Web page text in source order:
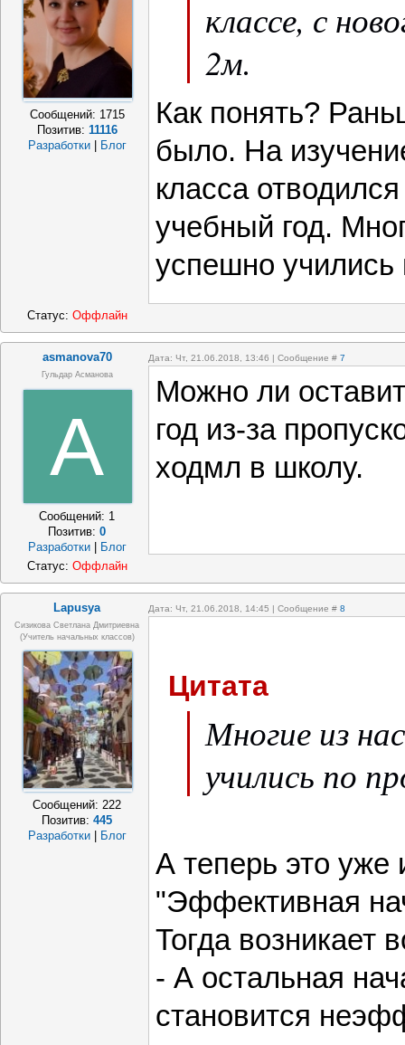
Сообщений: 1715
Позитив: 11116
Разработки
Блог
классе, с
2м.
Как понять?
было. На
класса
учебный год.
успешно
Статус: Оффлайн
asmanova70 Дата: Чт, 21.06.2018, 13:46 | Сообщение # 7
Гульдар Асманова
A
Сообщений: 1
Позитив:0
Разработки
Блог
Можно ли
год из-за
ходмл в школу.
Статус: Оффлайн
Lapusya Дата: Чт, 21.06.2018, 14:45 | Сообщение # 8
Сизикова Светлана Дмитриевна
(учитель начальных классов)
Сообщений:222
Позитив:445
Разработки
Блог
Цитата
Многие из
учились по
А теперь это уже
"Эффективная
Тогда возникает
- А остальная
становится